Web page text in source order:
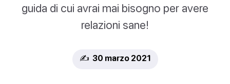
guida di cui avrai mai bisogno per avere
relazioni sane!
✍️ 30 marzo 2021